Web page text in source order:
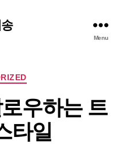
Menu
우하는 트
타일